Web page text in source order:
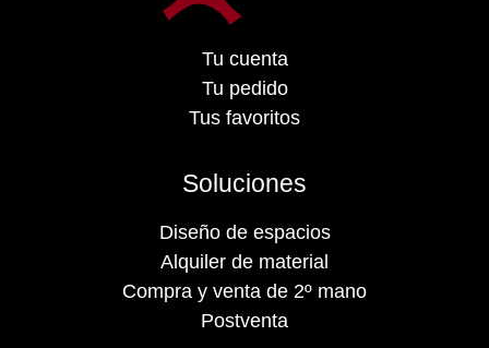
Tu cuenta
Tu pedido
Tus favoritos
Soluciones
Diseño de espacios
Alquiler de material
Compra y venta de 2º mano
Postventa